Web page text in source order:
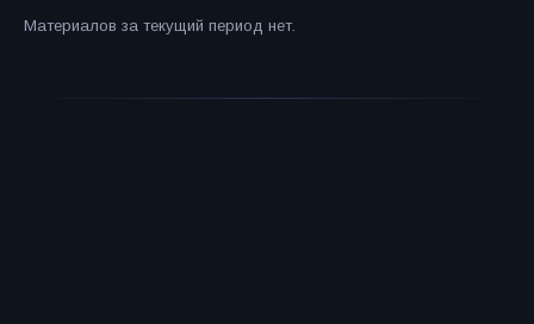
Материалов за текущий период нет.